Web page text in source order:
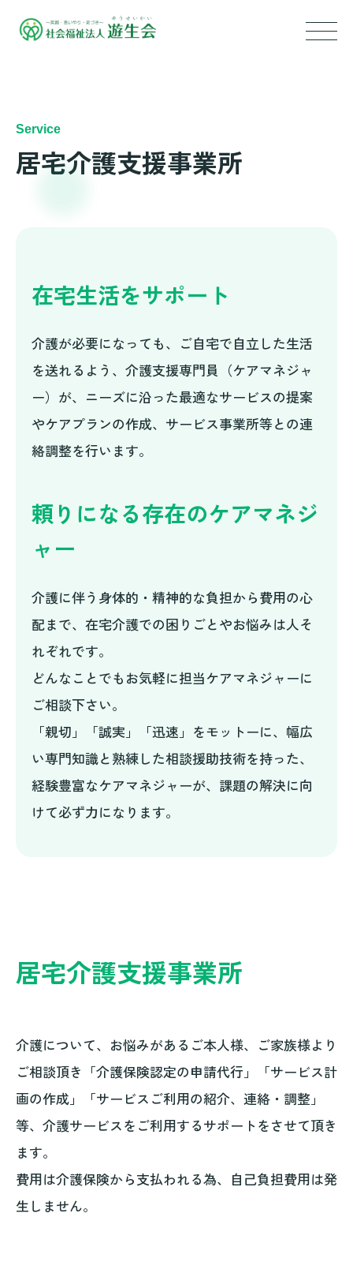
遊生会について
サービス内容
グループホーム
居宅介護支援事業所
施設案内
西川エリア
赤塚エリア
吉田エリア
燕エリア
お知らせ
お問い合わせ・資料請求
プライバシーポリシー
Service
居宅介護支援事業所
在宅生活をサポート
介護が必要になっても、ご自宅で自立した生活
を送れるよう、介護支援専門員（ケアマネジャ
ー）が、ニーズに沿った最適なサービスの提案
やケアプランの作成、サービス事業所等との連
絡調整を行います。
頼りになる存在のケアマネジ
ャー
介護に伴う身体的・精神的な負担から費用の心
配まで、在宅介護での困りごとやお悩みは人そ
れぞれです。
どんなことでもお気軽に担当ケアマネジャーに
ご相談下さい。
「親切」「誠実」「迅速」をモットーに、幅広
い専門知識と熟練した相談援助技術を持った、
経験豊富なケアマネジャーが、課題の解決に向
けて必ず力になります。
居宅介護支援事業所
介護について、お悩みがあるご本人様、ご家族様より
ご相談頂き「介護保険認定の申請代行」「サービス計
画の作成」「サービスご利用の紹介、連絡・調整」
等、介護サービスをご利用するサポートをさせて頂き
ます。
費用は介護保険から支払われる為、自己負担費用は発
生しません。